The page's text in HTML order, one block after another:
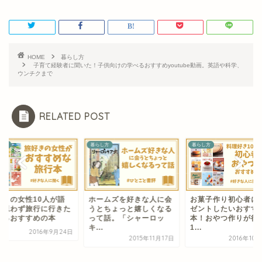
HOME
暮らし方
子育て経験者に聞いた！子供向けの学べるおすすめyoutube動画。英語や科学、
ウンチクまで
RELATED POST
きの女性10人が語
思わず旅行に行きた
るおすすめの本
2016年9月24日
暮らし方
ホームズを好きな人に会
うとちょっと嬉しくなる
って話。「シャーロッ
キ...
2015年11月17日
暮らし方
お菓子作り初心者に
ゼントしたいおすす
本！おやつ作りが得
1...
2016年10